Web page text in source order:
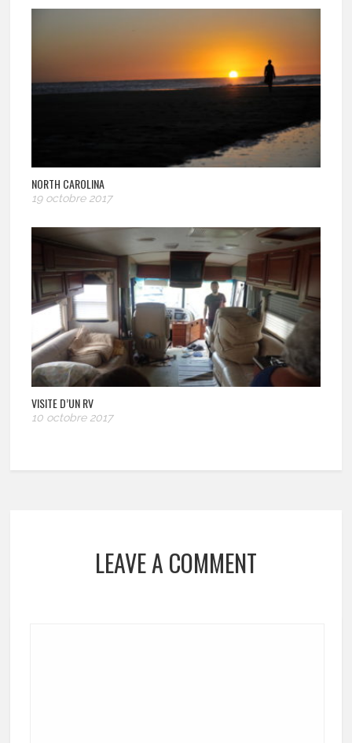
NORTH CAROLINA
19 octobre 2017
VISITE D’UN RV
10 octobre 2017
LEAVE A COMMENT